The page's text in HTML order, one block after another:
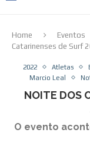
Home Eventos
Catarinenses de Surf
2022 Atletas
Marcio Leal
NOITE DOS
O evento